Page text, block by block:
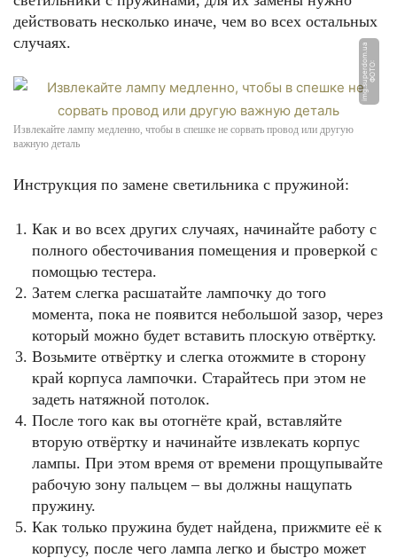
действовать несколько иначе, чем во всех остальных
случаях.
Ф
О
Т
О:
i
m
g.
s
u
p
e
r
d
o
m.
u
a
Извлекайте лампу медленно, чтобы в спешке не сорвать провод или другую
важную деталь
Инструкция по замене светильника с пружиной:
Как и во всех других случаях, начинайте работу с
полного обесточивания помещения и проверкой с
помощью тестера.
Затем слегка расшатайте лампочку до того
момента, пока не появится небольшой зазор, через
который можно будет вставить плоскую отвёртку.
Возьмите отвёртку и слегка отожмите в сторону
край корпуса лампочки. Старайтесь при этом не
задеть натяжной потолок.
После того как вы отогнёте край, вставляйте
вторую отвёртку и начинайте извлекать корпус
лампы. При этом время от времени прощупывайте
рабочую зону пальцем – вы должны нащупать
пружину.
Как только пружина будет найдена, прижмите её к
корпусу, после чего лампа легко и быстро может